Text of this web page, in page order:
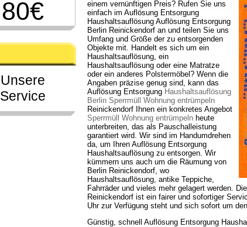
80€
Unsere
Service
einem vernünftigen Preis? Rufen Sie uns
einfach im Auflösung Entsorgung
Haushaltsauflösung Auflösung Entsorgung
Berlin Reinickendorf an und teilen Sie uns
Umfang und Größe der zu entsorgenden
Objekte mit. Handelt es sich um ein
Haushaltsauflösung, ein
Haushaltsauflösung oder eine Matratze
oder ein anderes Polstermöbel? Wenn die
Angaben präzise genug sind, kann das
Auflösung Entsorgung Haushaltsauflösung
Berlin Sperrmüll Wohnung entrümpeln
Reinickendorf Ihnen ein konkretes Angebot
Sperrmüll Wohnung entrümpeln heute
unterbreiten, das als Pauschalleistung
garantiert wird. Wir sind im Handumdrehen
da, um Ihren Auflösung Entsorgung
Haushaltsauflösung zu entsorgen. Wir
kümmern uns auch um die Räumung von
Berlin Reinickendorf, wo
Haushaltsauflösung, antike Teppiche,
Fahrräder und vieles mehr gelagert werden.
Reinickendorf ist ein fairer und sofortiger
Uhr zur Verfügung steht und sich sofort um
Günstig, schnell Auflösung Entsorgung